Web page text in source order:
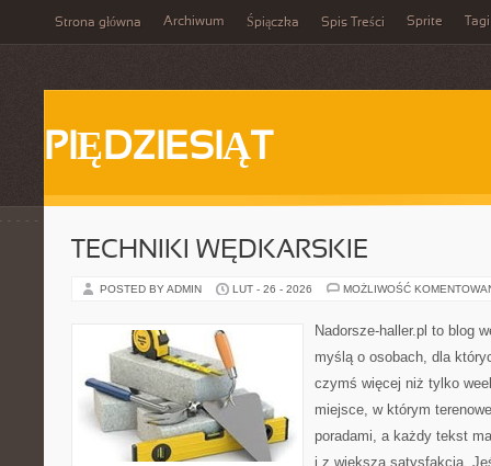
Strona główna Archiwum Śpiączka Spis Treści Sprite Tagi
PIĘDZIESIĄT
TECHNIKI WĘDKARSKIE
POSTED BY ADMIN LUT - 26 - 2026 MOŻLIWOŚĆ
Nadorsze-haller.pl to blog
myślą o osobach, dla
czymś więcej niż tylko
miejsce, w którym
poradami, a każdy tekst
i z większą satysfakcją.